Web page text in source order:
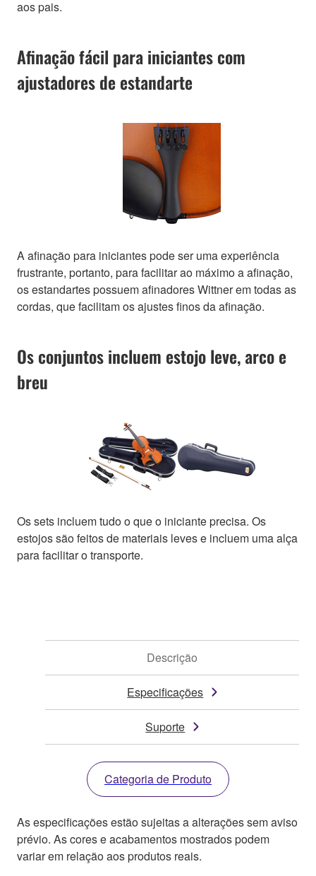
aos pais.
Afinação fácil para iniciantes com
ajustadores de estandarte
A afinação para iniciantes pode ser uma experiência
frustrante, portanto, para facilitar ao máximo a afinação,
os estandartes possuem afinadores Wittner em todas as
cordas, que facilitam os ajustes finos da afinação.
Os conjuntos incluem estojo leve, arco e
breu
Os sets incluem tudo o que o iniciante precisa. Os
estojos são feitos de materiais leves e incluem uma alça
para facilitar o transporte.
Descrição
Especificações
Suporte
Categoria de Produto
As especificações estão sujeitas a alterações sem aviso
prévio. As cores e acabamentos mostrados podem
variar em relação aos produtos reais.